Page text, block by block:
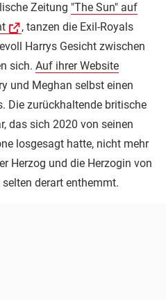
Zeitung "The Sun" auf
, tanzen die Exil-Royals
Harrys Gesicht zwischen
sich. Auf ihrer Website
und Meghan selbst einen
Die zurückhaltende britische
das sich 2020 von seinen
losgesagt hatte, nicht mehr
Herzog und die Herzogin von
derart enthemmt.